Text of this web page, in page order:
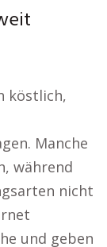
köstlich,
Manche
während
nicht
und geben